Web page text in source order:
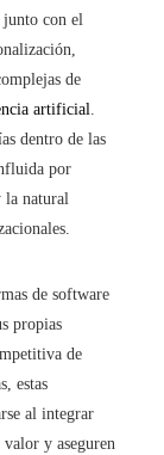
junto con el
de
artificial.
dentro de las
por
la natural
de software
propias
de
estas
al integrar
y aseguren